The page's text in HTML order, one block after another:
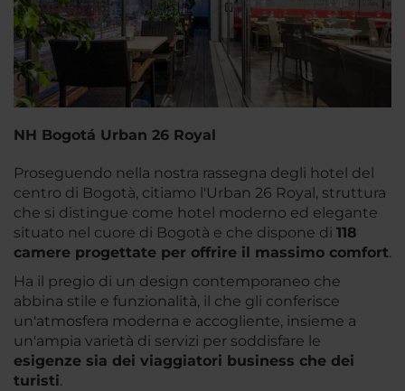
NH Bogotá Urban 26 Royal
Proseguendo nella nostra rassegna degli hotel del
centro di Bogotà, citiamo l'Urban 26 Royal, struttura
che si distingue come hotel moderno ed elegante
situato nel cuore di Bogotà e che dispone di 118
camere progettate per offrire il massimo comfort.
Ha il pregio di un design contemporaneo che
abbina stile e funzionalità, il che gli conferisce
un'atmosfera moderna e accogliente, insieme a
un'ampia varietà di servizi per soddisfare le
esigenze sia dei viaggiatori business che dei
turisti.